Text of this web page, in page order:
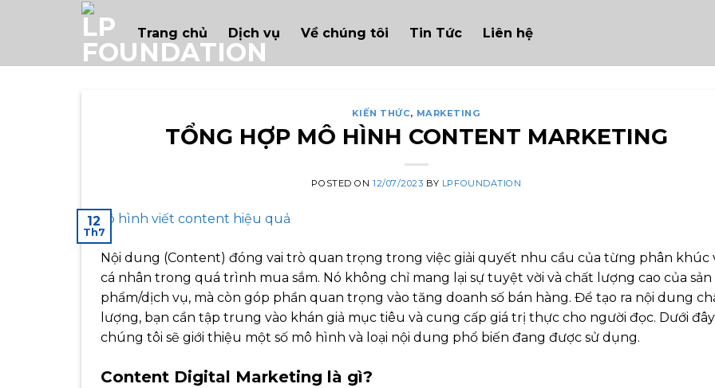
Trang chủ Dịch vụ Về chúng tôi Tin Tức Liên hệ
KIẾN THỨC, MARKETING
TỔNG HỢP MÔ HÌNH CONTENT MARKETING
POSTED ON 12/07/2023 BY LPFOUNDATION
12
Th7
Nội dung (Content) đóng vai trò quan trọng trong việc giải quyết nhu cầu của từng phân khúc
cá nhân trong quá trình mua sắm. Nó không chỉ mang lại sự tuyệt vời và chất lượng cao của sản
phẩm/dịch vụ, mà còn góp phần quan trọng vào tăng doanh số bán hàng. Để tạo ra nội dung
lượng, bạn cần tập trung vào khán giả mục tiêu và cung cấp giá trị thực cho người đọc. Dưới
chúng tôi sẽ giới thiệu một số mô hình và loại nội dung phổ biến đang được sử dụng.
Content Digital Marketing là gì?